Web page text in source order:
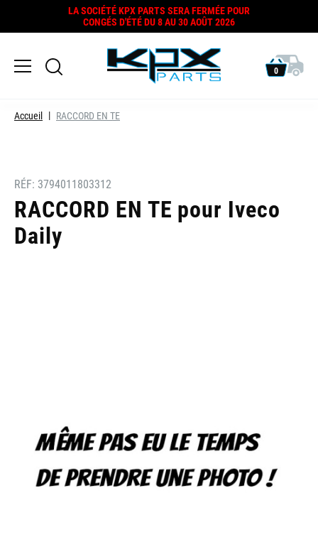
LA SOCIÉTÉ KPX PARTS SERA FERMÉE POUR
CONGÉS D'ÉTÉ DU 8 AU 30 AOÛT 2026
0
Accueil RACCORD EN TE
RÉF: 3794011803312
RACCORD EN TE pour Iveco
Daily